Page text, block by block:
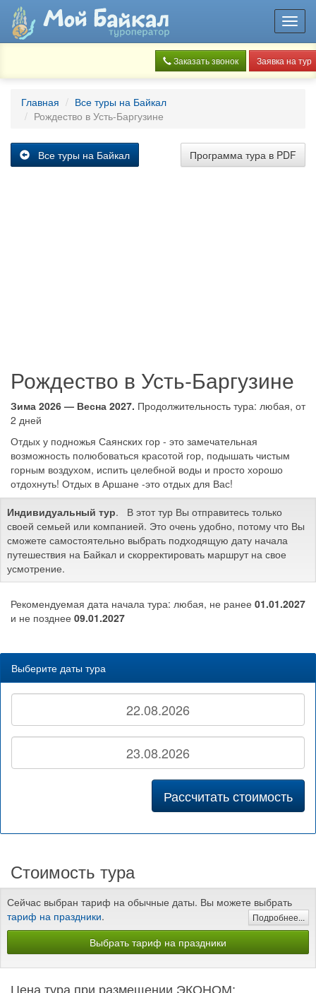
Заказать звонок Заявка на тур
Главная
Все туры на Байкал
Рождество в Усть-Баргузине
Программа тура в PDF
Все туры на Байкал
Рождество в Усть-Баргузине
Зима 2026 — Весна 2027. Продолжительность тура: любая, от
2 дней
Отдых у подножья Саянских гор - это замечательная
возможность полюбоваться красотой гор, подышать чистым
горным воздухом, испить целебной воды и просто хорошо
отдохнуть! Отдых в Аршане -это отдых для Вас!
Индивидуальный тур. В этот тур Вы отправитесь только
своей семьей или компанией. Это очень удобно, потому что Вы
сможете самостоятельно выбрать подходящую дату начала
путешествия на Байкал и скорректировать маршрут на свое
усмотрение.
Рекомендуемая дата начала тура: любая, не ранее 01.01.2027
и не позднее 09.01.2027
Выберите даты тура
Рассчитать стоимость
Стоимость тура
Сейчас выбран тариф на обычные даты. Вы можете выбрать
тариф на праздники. Подробнее...
Выбрать тариф на праздники
Цена тура при размещении ЭКОНОМ: